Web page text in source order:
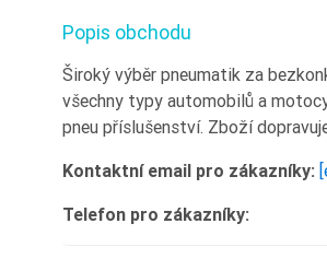
Popis obchodu
Široký výběr pneumatik za
všechny typy automobilů a
pneu příslušenství. Zboží
Kontaktní email pro zákazníky:
Telefon pro zákazníky: